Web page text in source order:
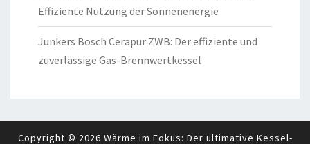
Effiziente Nutzung der Sonnenenergie
Junkers Bosch Cerapur ZWB: Der effiziente und
zuverlässige Gas-Brennwertkessel
Copyright © 2026 Wärme im Fokus: Der ultimative Kessel-